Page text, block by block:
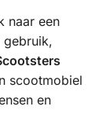
naar een
scootmobiel
en